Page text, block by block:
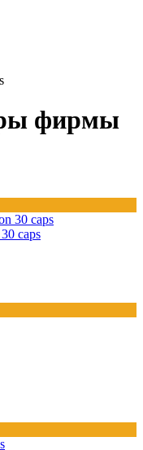
фирмы
caps